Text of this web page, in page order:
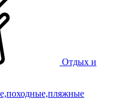
Отдых и